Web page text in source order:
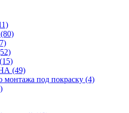
(49)
монтажа под покраску (4)